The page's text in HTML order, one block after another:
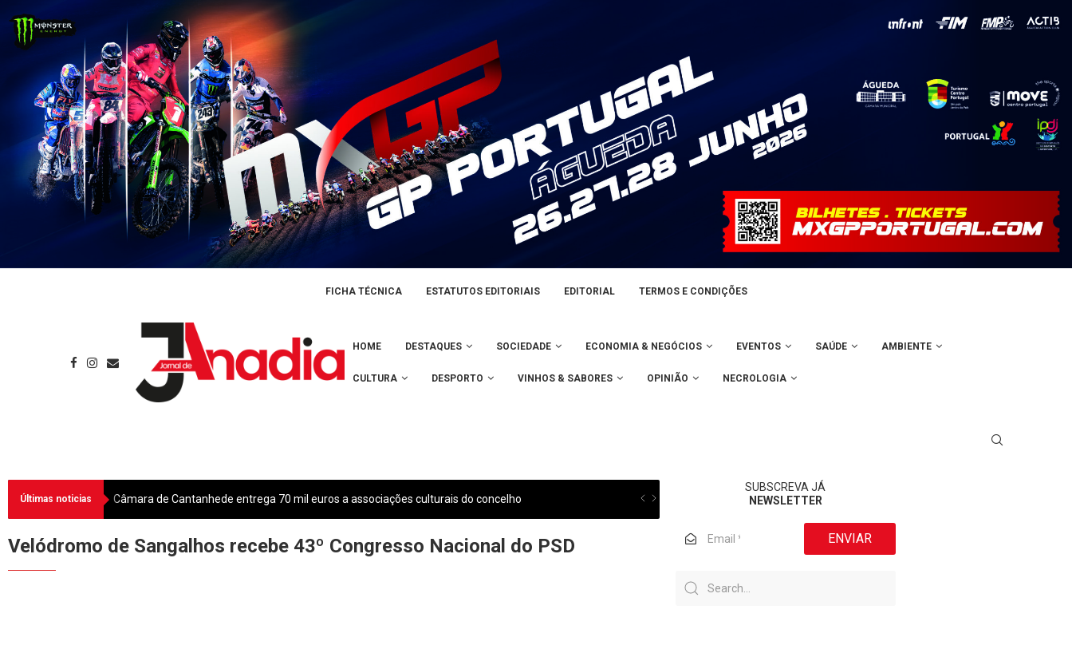
FICHA TÉCNICA ESTATUTOS EDITORIAIS EDITORIAL TERMOS E CONDIÇÕES
HOME DESTAQUES SOCIEDADE ECONOMIA & NEGÓCIOS EVENTOS SAÚDE AMBIENTE
CULTURA DESPORTO VINHOS & SABORES OPINIÃO NECROLOGIA
Últimas noticias Câmara de Cantanhede entrega 70 mil euros a associações culturais do concelho
Velódromo de Sangalhos recebe 43º Congresso Nacional do PSD
SUBSCREVA JÁ
NEWSLETTER
ENVIAR